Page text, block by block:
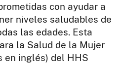
con ayudar a
niveles saludables de
las edades. Esta
la Salud de la Mujer
en inglés) del HHS